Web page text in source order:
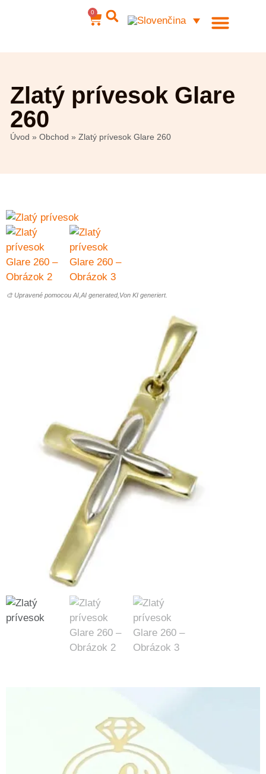
0
Zlatý prívesok Glare
260
Úvod » Obchod » Zlatý prívesok Glare 260
🎨 Upravené pomocou AI,AI generated,Von KI generiert.